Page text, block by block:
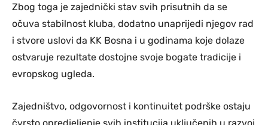
Zbog toga je zajednički stav svih prisutnih da se
očuva stabilnost kluba, dodatno unaprijedi njegov rad
i stvore uslovi da KK Bosna i u godinama koje dolaze
ostvaruje rezultate dostojne svoje bogate tradicije i
evropskog ugleda.
Zajedništvo, odgovornost i kontinuitet podrške ostaju